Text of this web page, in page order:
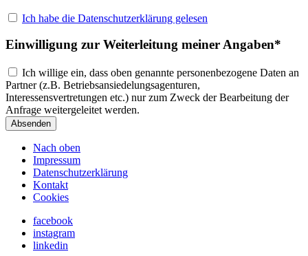
Ich habe die Datenschutzerklärung gelesen
Einwilligung zur Weiterleitung meiner Angaben*
Ich willige ein, dass oben genannte personenbezogene Daten an
Partner (z.B. Betriebsansiedelungsagenturen,
Interessensvertretungen etc.) nur zum Zweck der Bearbeitung der
Anfrage weitergeleitet werden.
Absenden
Nach oben
Impressum
Datenschutzerklärung
Kontakt
Cookies
facebook
instagram
linkedin